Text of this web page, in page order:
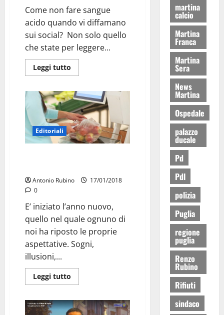
Come non fare sangue
acido quando vi diffamano
sui social? Non solo quello
che state per leggere...
Leggi tutto
Editoriali
Antonio Rubino
17/01/2018
0
E’ iniziato l’anno nuovo,
quello nel quale ognuno di
noi ha riposto le proprie
aspettative. Sogni,
illusioni,...
Leggi tutto
martina
calcio
Martina
Franca
Martina
Sera
News
Martina
Ospedale
palazzo
ducale
Pd
Pdl
polizia
Puglia
regione
puglia
Renzo
Rubino
Rifiuti
sindaco